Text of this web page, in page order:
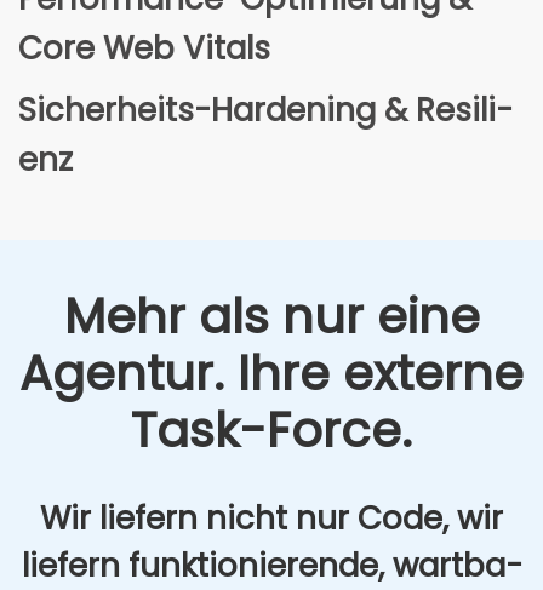
Core Web Vitals
Sicher­heits-Har­dening & Resi­li­
enz
Mehr als nur eine
Agen­tur. Ihre exter­ne
Task-Force.
Wir lie­fern nicht nur Code, wir
lie­fern funk­tio­nie­ren­de, wart­ba­